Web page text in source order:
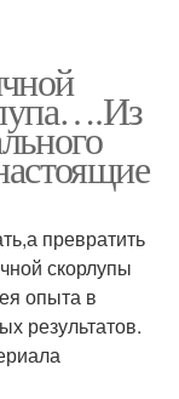
превратить
скорлупы
опыта в
результатов.